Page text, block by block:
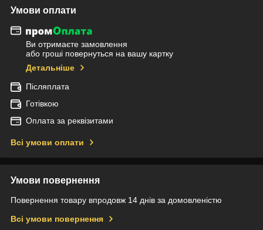
Умови оплати
Ви отримаєте замовлення
або гроші повернуться на вашу картку
Детальніше
Післяплата
Готівкою
Оплата за реквізитами
Всі умови оплати
Умови повернення
Повернення товару впродовж 14 днів за домовленістю
Всі умови повернення